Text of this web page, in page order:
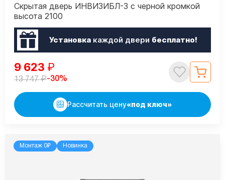
Скрытая дверь ИНВИЗИБЛ-3 с черной кромкой
высота 2100
Установкакаждой двери бесплатно!
9 623 ₽
13 747₽-30%
Рассчитать цену«под ключ»
Монтаж 0₽ Новинка